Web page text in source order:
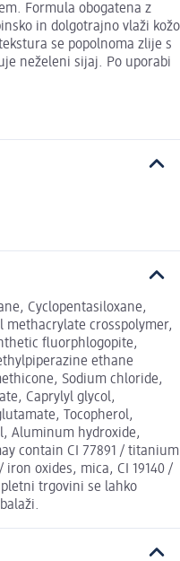
Formula obogatena z
in dolgotrajno vlaži kožo
se popolnoma zlije s
neželeni sijaj. Po uporabi
Cyclopentasiloxane,
methacrylate crosspolymer,
fluorphlogopite,
ethane
Sodium chloride,
Caprylyl glycol,
Tocopherol,
Aluminum hydroxide,
contain CI 77891 / titanium
iron oxides, mica, CI 19140 /
trgovini se lahko